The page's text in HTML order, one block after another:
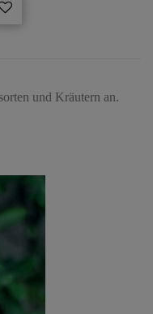
und Kräutern an.